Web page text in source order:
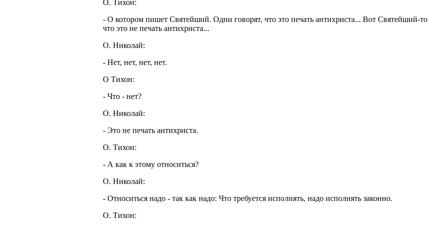
О. Тихон:
- О котором пишет Святейший. Одни говорят, что это печать антихриста... Вот Святейший-то
что это не печать антихриста...
О. Николай:
- Нет, нет, нет, нет.
О Тихон:
- Что - нет?
О. Николай:
- Это не печать антихриста.
О. Тихон:
- А как к этому относиться?
О. Николай:
- Относиться надо - так как надо: Что требуется исполнять, надо исполнять законно.
О. Тихон: